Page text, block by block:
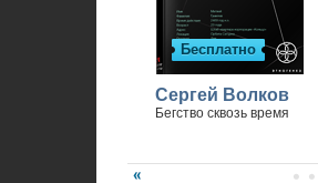
Бесплатно
Сергей Волков
Бегство сквозь время